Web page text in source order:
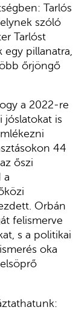
Tarlós
szóló
Tarlóst
pillanatra,
őrjöngő
a 2022-re
jóslatokat is
44
őszi
a
Orbán
felismerve
s a politikai
oka